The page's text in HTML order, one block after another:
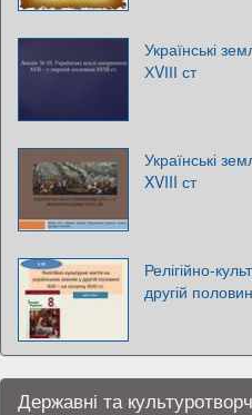
Українські
ХVІІІ ст
Українські
XVIII ст
Релігійно-
другій
Державні та